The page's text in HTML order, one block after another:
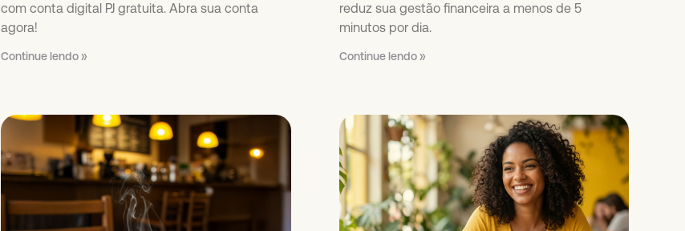
com conta digital PJ gratuita. Abra sua conta
agora!
Continue lendo »
reduz sua gestão financeira a menos de 5
minutos por dia.
Continue lendo »